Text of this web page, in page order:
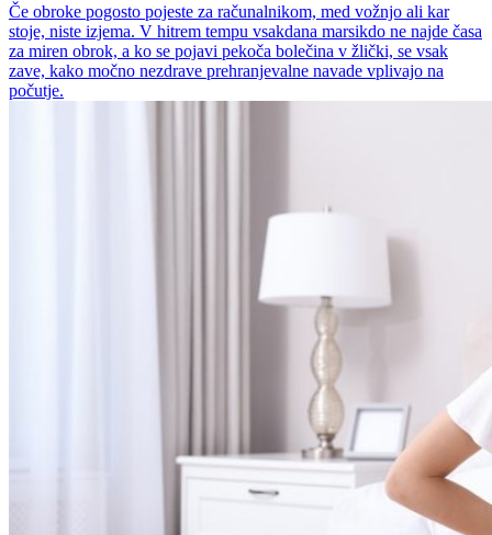
Če obroke pogosto pojeste za računalnikom, med vožnjo ali kar
stoje, niste izjema. V hitrem tempu vsakdana marsikdo ne najde časa
za miren obrok, a ko se pojavi pekoča bolečina v žlički, se vsak
zave, kako močno nezdrave prehranjevalne navade vplivajo na
počutje.